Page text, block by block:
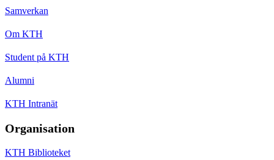
Samverkan
Om KTH
Student på KTH
Alumni
KTH Intranät
Organisation
KTH Biblioteket